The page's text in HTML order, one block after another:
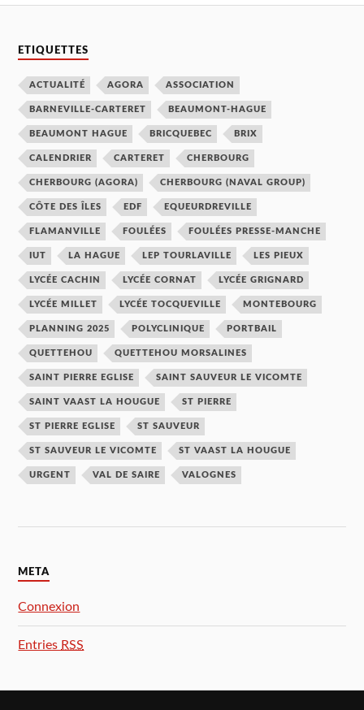
ETIQUETTES
ACTUALITÉ AGORA ASSOCIATION
BARNEVILLE-CARTERET BEAUMONT-HAGUE
BEAUMONT HAGUE BRICQUEBEC BRIX
CALENDRIER CARTERET CHERBOURG
CHERBOURG (AGORA) CHERBOURG (NAVAL GROUP)
CÔTE DES ÎLES EDF EQUEURDREVILLE
FLAMANVILLE FOULÉES FOULÉES PRESSE-MANCHE
IUT LA HAGUE LEP TOURLAVILLE LES PIEUX
LYCÉE CACHIN LYCÉE CORNAT LYCÉE GRIGNARD
LYCÉE MILLET LYCÉE TOCQUEVILLE MONTEBOURG
PLANNING 2025 POLYCLINIQUE PORTBAIL
QUETTEHOU QUETTEHOU MORSALINES
SAINT PIERRE EGLISE SAINT SAUVEUR LE VICOMTE
SAINT VAAST LA HOUGUE ST PIERRE
ST PIERRE EGLISE ST SAUVEUR
ST SAUVEUR LE VICOMTE ST VAAST LA HOUGUE
URGENT VAL DE SAIRE VALOGNES
META
Connexion
Entries RSS